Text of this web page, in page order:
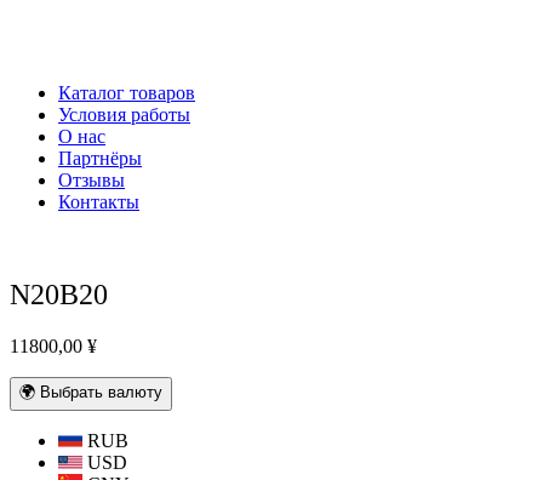
Каталог товаров
Условия работы
О нас
Партнёры
Отзывы
Контакты
N20B20
11800,00 ¥
🌍 Выбрать валюту
RUB
USD